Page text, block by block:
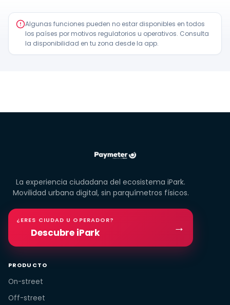
Algunas funciones pueden no estar disponibles en todos
los países por motivos regulatorios u operativos. Consulta
la disponibilidad en tu zona desde la app.
La experiencia ciudadana del ecosistema iPark.
Movilidad urbana digital, sin parquímetros físicos.
¿ERES CIUDAD U OPERADOR?
Descubre iPark →
PRODUCTO
On-street
Off-street